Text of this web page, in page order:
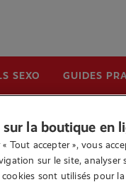
SEXO GUIDES
sur la boutique en
Tout accepter », vous
sur le site,
cookies sont utilisés pour